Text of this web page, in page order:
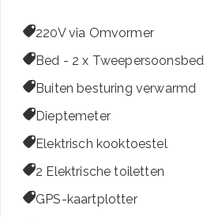
220V via Omvormer
Bed - 2 x Tweepersoonsbed
Buiten besturing verwarmd
Dieptemeter
Elektrisch kooktoestel
2 Elektrische toiletten
GPS-kaartplotter